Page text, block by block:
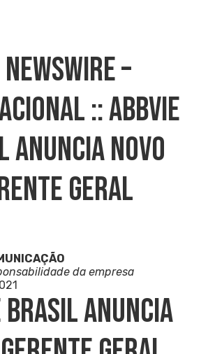
–
:: AbbVie
Anuncia Novo
Geral
da empresa
Brasil Anuncia